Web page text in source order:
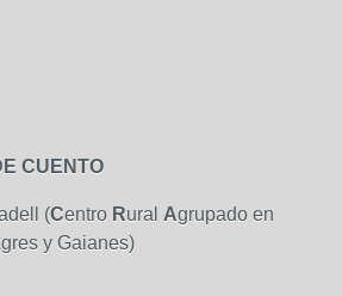
CUENTO
(Centro Rural Agrupado en
y Gaianes)